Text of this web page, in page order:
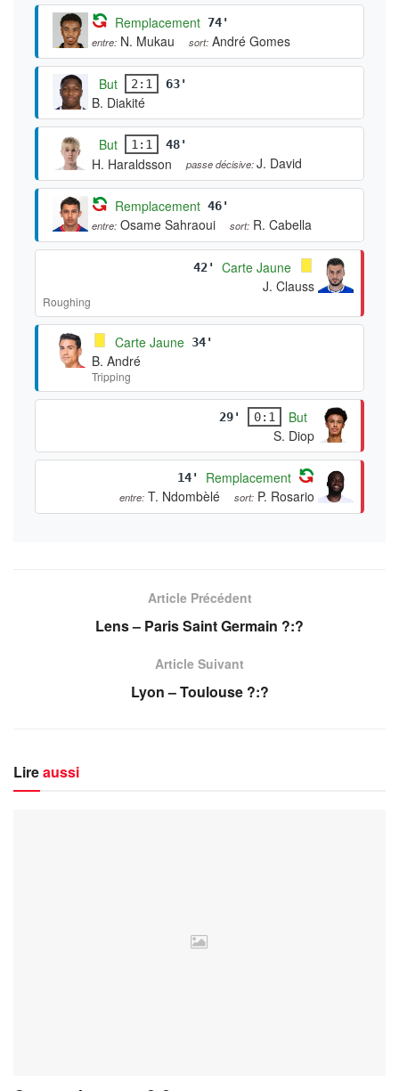
Remplacement 74'
entre: N. Mukau sort: André Gomes
But 2:1 63'
B. Diakité
But 1:1 48'
H. Haraldsson passe décisive:J. David
Remplacement 46'
entre: Osame Sahraoui sort: R. Cabella
42'
Carte Jaune
J. Clauss
Roughing
Carte Jaune 34'
B. André
Tripping
29' 0:1
But
S. Diop
14' Remplacement
entre: T. Ndombèlé sort: P. Rosario
Article Précédent
Lens – Paris Saint Germain ?:?
Article Suivant
Lyon – Toulouse ?:?
Lireaussi